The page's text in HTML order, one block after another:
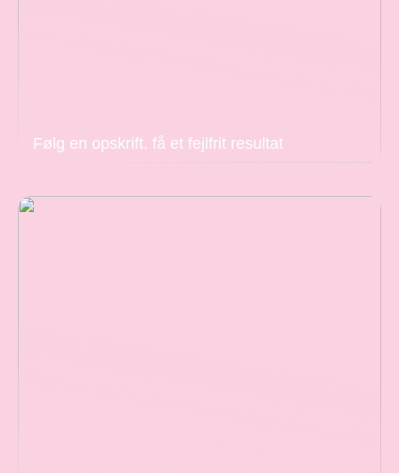
Følg en opskrift, få et fejlfrit resultat